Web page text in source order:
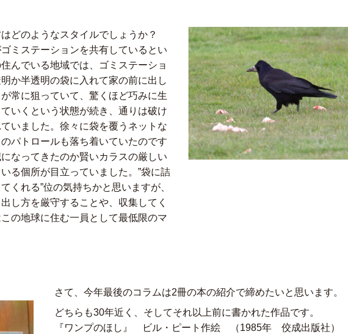
どのようなスタイルでしょうか？
ミステーションを共有しているとい
んでいる地域では、ゴミステーショ
か半透明の袋に入れて家の前に出し
常に狙っていて、驚くほど巧みに生
いくという状態が続き、通りは破け
いました。徐々に袋を覆うネットな
パトロールも落ち着いていたのです
なってきたのか賢いカラスの厳しい
る個所が目立っていました。”袋に詰
くれる”位の気持ちかと思いますが、
し方を厳守することや、収集してく
の地球に住む一員として最低限のマ
さて、今年最後のコラムは2冊の本の紹介で締めたいと思います。
どちらも30年近く、そしてそれ以上前に書かれた作品です。
『ワンプのほし』 ビル・ピート作絵 （1985年 佼成出版社）